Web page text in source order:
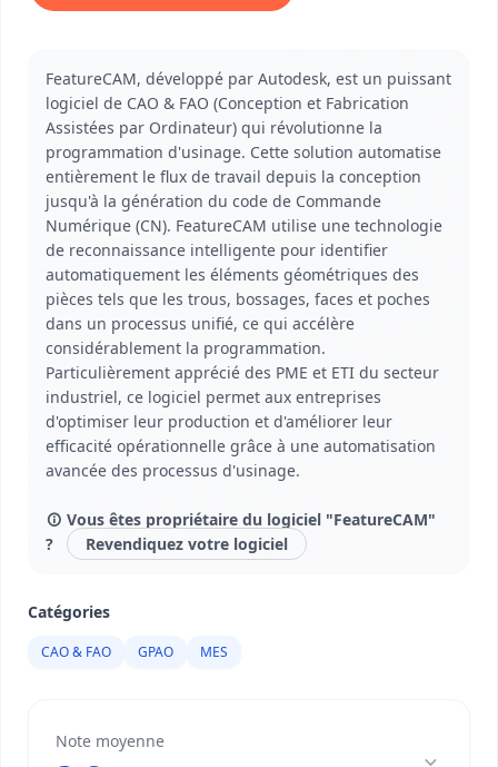
FeatureCAM, développé par Autodesk, est un puissant
logiciel de CAO & FAO (Conception et Fabrication
Assistées par Ordinateur) qui révolutionne la
programmation d'usinage. Cette solution automatise
entièrement le flux de travail depuis la conception
jusqu'à la génération du code de Commande
Numérique (CN). FeatureCAM utilise une technologie
de reconnaissance intelligente pour identifier
automatiquement les éléments géométriques des
pièces tels que les trous, bossages, faces et poches
dans un processus unifié, ce qui accélère
considérablement la programmation.
Particulièrement apprécié des PME et ETI du secteur
industriel, ce logiciel permet aux entreprises
d'optimiser leur production et d'améliorer leur
efficacité opérationnelle grâce à une automatisation
avancée des processus d'usinage.
Vous êtes propriétaire du logiciel "FeatureCAM"
?
Revendiquez votre logiciel
Catégories
CAO & FAO GPAO MES
Note moyenne